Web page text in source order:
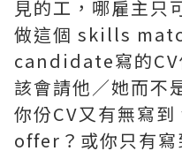
見的工，哪雇主只
做這個 skills
candidate寫的CV
該會請他／她而不
你份CV又有無寫
offer？或你只有